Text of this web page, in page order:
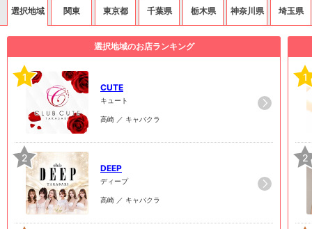
選択地域 関東 東京都 千葉県 栃木県 神奈川県 埼玉県
選択地域のお店ランキング
1
CUTE
キュート
高崎 ／ キャバクラ
2
DEEP
ディープ
高崎 ／ キャバクラ
1
2